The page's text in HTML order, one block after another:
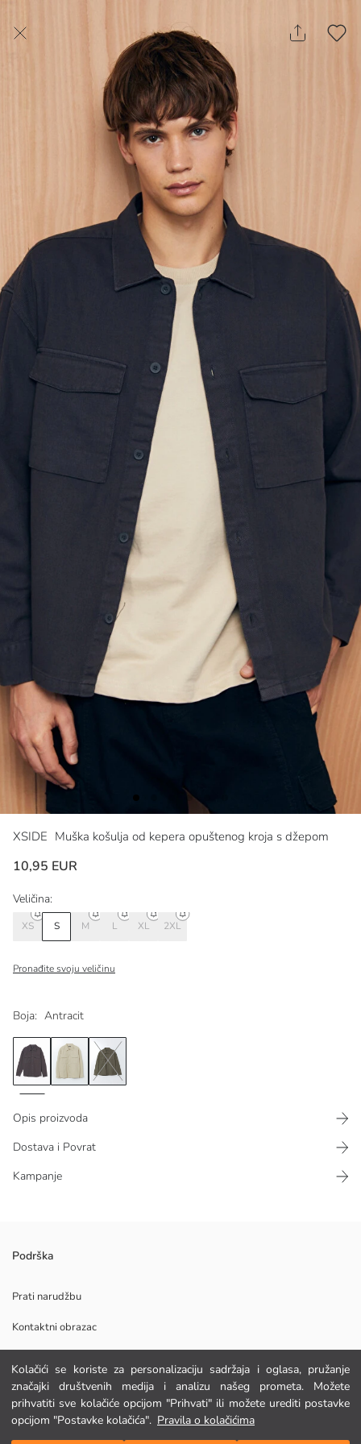
Kolačići se koriste za personalizaciju sadržaja i oglasa, pružanje
značajki društvenih medija i analizu našeg prometa. Možete
prihvatiti sve kolačiće opcijom "Prihvati" ili možete urediti postavke
opcijom "Postavke kolačića". Pravila o kolačićima
XSIDE Muška košulja od kepera opuštenog kroja s džepom
10,95 EUR
Boja: Antracit
Veličina:
XS S M L XL 2XL
Pronađite svoju veličinu
Dodaj u košaricu
Opis proizvoda
Dostava i Povrat
Kampanje
Muška natkošulja s ovratnikom košulje i dugim rukavima, kopčanje
Podrijetlo:
Dobavljač:
Marka:
Spol:
Kroj:
Podrška
Prati narudžbu
Kontaktni obrazac
POMOĆ
FAQ